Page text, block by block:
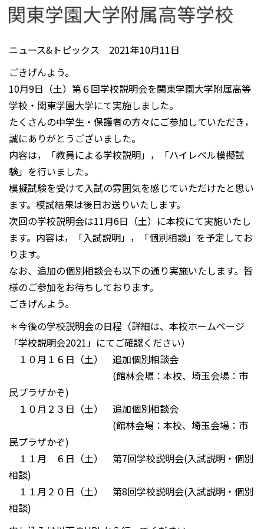
ニュース&トピックス 2021年10月11日
ごきげんよう。
10月9日（土）第６回学校説明会を関東学園大学附属高等
学校・関東学園大学にて実施しました。
たくさんの中学生・保護者の方々にご参加していただき，
誠にありがとうございました。
内容は，「教員による学校説明」，「ハイレベル模擬試
験」を行いました。
模擬試験を受けて入試の雰囲気を感じていただけたと思い
ます。模試結果は後日お送りいたします。
次回の学校説明会は11月6日（土）に本校にて実施いたし
ます。内容は，「入試説明」，「個別相談」を予定してお
ります。
なお、追加の個別相談会も以下の通り実施いたします。皆
様のご参加をお待ちしております。
ごきげんよう。
＊今後の学校説明会の日程（詳細は、本校ホームページ
「学校説明会2021」にてご確認ください）
１０月１６日（土） 追加個別相談会
(館林会場：本校、埼玉会場：市
民プラザかぞ)
１０月２３日（土） 追加個別相談会
(館林会場：本校、埼玉会場：市
民プラザかぞ)
１１月 ６日（土） 第7回学校説明会(入試説明・個別
相談)
１１月２０日（土） 第8回学校説明会(入試説明・個別
相談)